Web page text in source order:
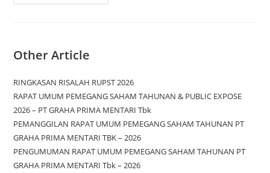
Other Article
RINGKASAN RISALAH RUPST 2026
RAPAT UMUM PEMEGANG SAHAM TAHUNAN & PUBLIC EXPOSE
2026 – PT GRAHA PRIMA MENTARI Tbk
PEMANGGILAN RAPAT UMUM PEMEGANG SAHAM TAHUNAN PT
GRAHA PRIMA MENTARI TBK – 2026
PENGUMUMAN RAPAT UMUM PEMEGANG SAHAM TAHUNAN PT
GRAHA PRIMA MENTARI Tbk – 2026